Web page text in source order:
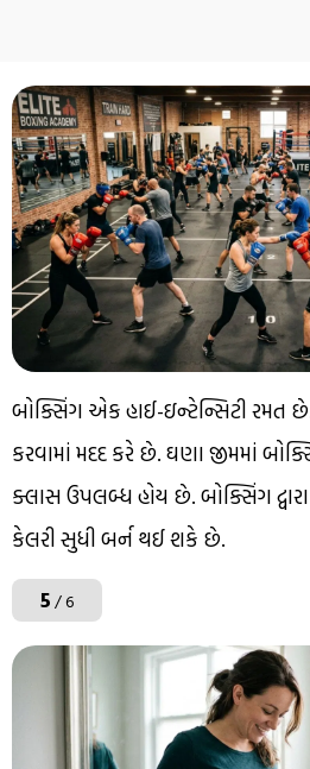
બોક્સિંગ એક હાઈ-ઇન્ટેન્સિટી રમત
કરવામાં મદદ કરે છે. ઘણા જીમમાં
ક્લાસ ઉપલબ્ધ હોય છે. બોક્સિંગ
કેલરી સુધી બર્ન થઈ શકે છે.
5/ 6